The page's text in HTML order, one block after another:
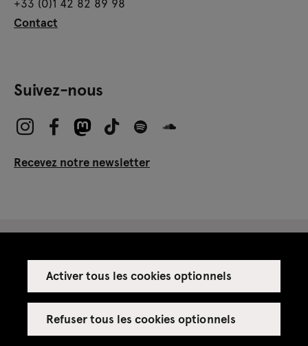
Activer tous les cookies optionnels
Refuser tous les cookies optionnels
Contact
Suivez-nous
Recevez notre newsletter
Espace presse
Espace enseignant·es
Espace privatisations